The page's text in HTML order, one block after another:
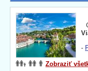
-
Zobraziť